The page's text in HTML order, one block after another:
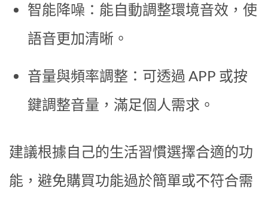
智能降噪：能自動調整環境音效，使
語音更加清晰。
音量與頻率調整：可透過 APP 或按
鍵調整音量，滿足個人需求。
建議根據自己的生活習慣選擇合適的功
能，避免購買功能過於簡單或不符合需